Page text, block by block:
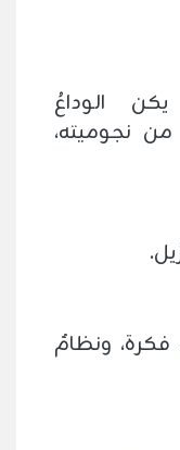
الوداعُ
من نجوميته،
فكرة، ونظامٌ